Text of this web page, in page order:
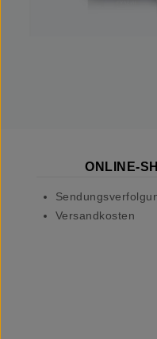
ONLINE-
Versandkosten